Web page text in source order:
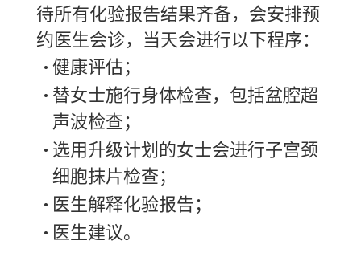
待所有化验报告结果齐备，会安排预
约医生会诊，当天会进行以下程序：
健康评估；
替女士施行身体检查，包括盆腔超
声波检查；
选用升级计划的女士会进行子宫颈
细胞抹片检查；
医生解释化验报告；
医生建议。